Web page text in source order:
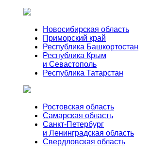
Новосибирская область
Приморский край
Республика Башкортостан
Республика Крым
и Севастополь
Республика Татарстан
Ростовская область
Самарская область
Санкт-Петербург
и Ленинградская область
Свердловская область